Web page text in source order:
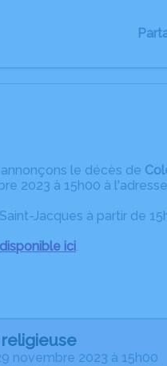
le décès de
2023 à 15h00 à
Jacques à partir de
disponible ici.
novembre 2023 à 15h00